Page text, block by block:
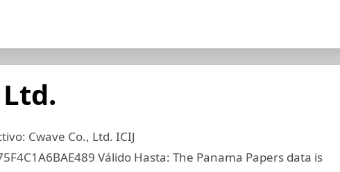
Cwave Co., Ltd. ICIJ
Válido Hasta: The Panama Papers data is